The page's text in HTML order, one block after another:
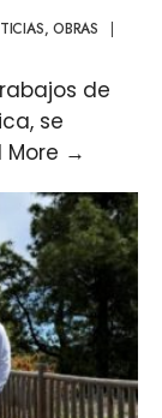
,OBRAS
|
de
se
More →